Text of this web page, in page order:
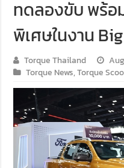
ทดลองขับ พร้อ
พิเศษในงาน
Torque Thailand
Torque News,Torque